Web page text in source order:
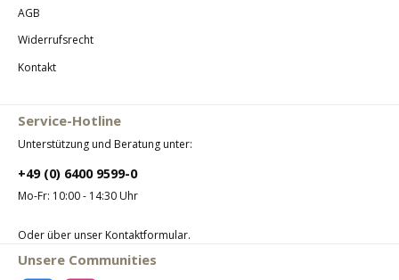
AGB
Widerrufsrecht
Kontakt
Service-Hotline
Unterstützung und Beratung unter:
+49 (0) 6400 9599-0
Mo-Fr: 10:00 - 14:30 Uhr
Oder über unser Kontaktformular.
Unsere Communities